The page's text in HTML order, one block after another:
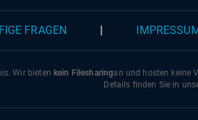
FRAGEN
Wir bieten kein Filesharingan und hosten keine
Details finden Sie in